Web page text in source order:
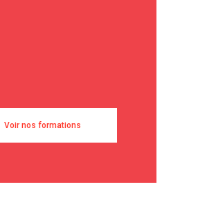
Voir nos formations